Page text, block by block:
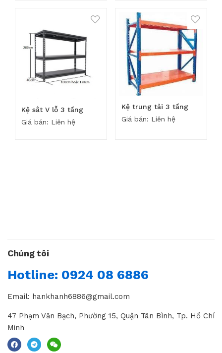
Kệ sắt V lỗ 3 tầng
Giá bán: Liên hệ
Kệ trung tải 3 tầng
Giá bán: Liên hệ
Chúng tôi
Hotline: 0924 08 6886
Email: hankhanh6886@gmail.com
47 Phạm Văn Bạch, Phường 15, Quận Tân Bình, Tp. Hồ Chí
Minh